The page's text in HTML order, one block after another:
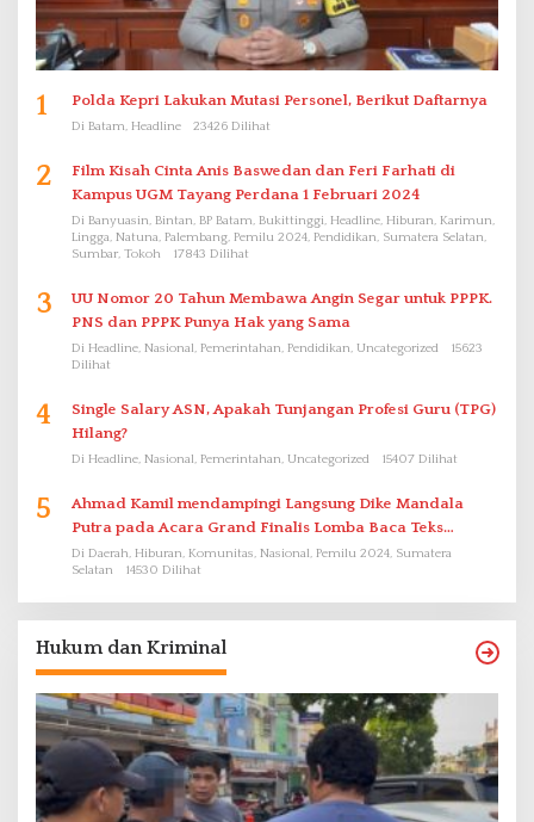
1 Polda Kepri Lakukan Mutasi Personel, Berikut Daftarnya
Di Batam, Headline 23426 Dilihat
2
Film Kisah Cinta Anis Baswedan dan Feri Farhati di
Kampus UGM Tayang Perdana 1 Februari 2024
Di Banyuasin, Bintan, BP Batam, Bukittinggi, Headline, Hiburan, Karimun,
Lingga, Natuna, Palembang, Pemilu 2024, Pendidikan, Sumatera Selatan,
Sumbar, Tokoh
17843 Dilihat
3
UU Nomor 20 Tahun Membawa Angin Segar untuk PPPK.
PNS dan PPPK Punya Hak yang Sama
Di Headline, Nasional, Pemerintahan, Pendidikan, Uncategorized
15623
Dilihat
4
Single Salary ASN, Apakah Tunjangan Profesi Guru (TPG)
Hilang?
Di Headline, Nasional, Pemerintahan, Uncategorized 15407 Dilihat
5
Ahmad Kamil mendampingi Langsung Dike Mandala
Putra pada Acara Grand Finalis Lomba Baca Teks
Proklamasi Mirip Bung Karno di Bali
Di Daerah, Hiburan, Komunitas, Nasional, Pemilu 2024, Sumatera
Selatan
14530 Dilihat
Hukum dan Kriminal